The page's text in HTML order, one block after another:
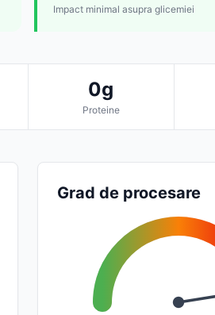
Impact minimal asupra glicemiei
0g
Proteine
Grad de procesare